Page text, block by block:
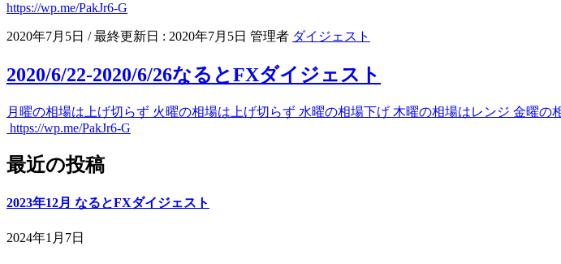
https://wp.me/PakJr6-G
2020年7月5日 / 最終更新日 : 2020年7月5日 管理者 ダイジェスト
2020/6/22-2020/6/26なるとFXダイジェスト
月曜の相場は上げ切らず 火曜の相場は上げ切らず 水曜の相場下げ 木曜の相場はレンジ 金曜
https://wp.me/PakJr6-G
最近の投稿
2023年12月 なるとFXダイジェスト
2024年1月7日